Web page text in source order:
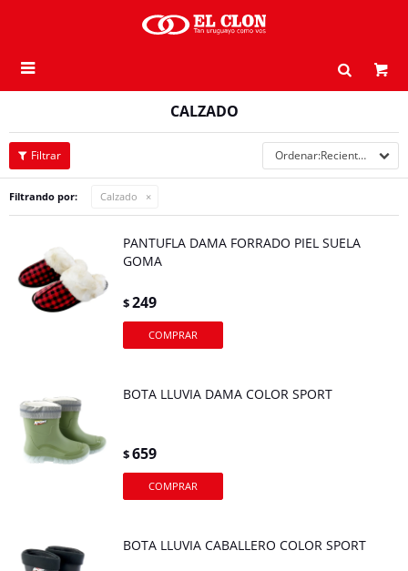

CALZADO
Recientes
Filtrando por: Calzado
PANTUFLA DAMA FORRADO PIEL SUELA
GOMA
$249
BOTA LLUVIA DAMA COLOR SPORT
$659
BOTA LLUVIA CABALLERO COLOR SPORT